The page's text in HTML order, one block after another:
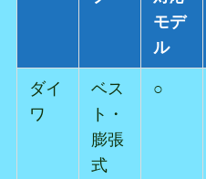
モデ
ル
ダイ
ワ
ベス
ト・
膨張
式
○